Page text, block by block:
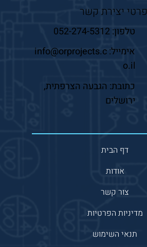
פרטי יצירת קשר
טלפון:052-274-5312
אימייל:info@orprojects.c
o.il
כתובת: הגבעה הצרפתית,
ירושלים
דף הבית
אודות
צור קשר
מדיניות הפרטיות
תנאי השימוש